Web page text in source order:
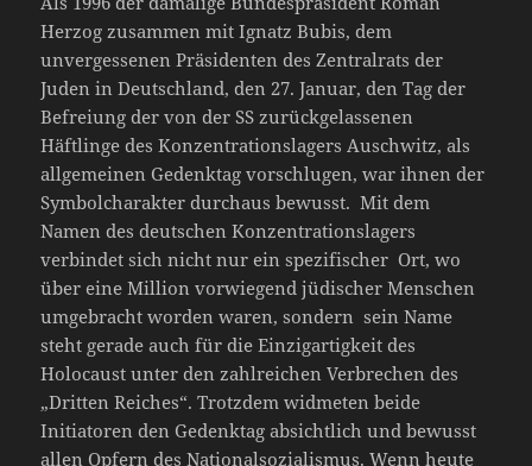
Herzog zusammen mit Ignatz Bubis, dem
unvergessenen Präsidenten des Zentralrats der
Juden in Deutschland, den 27. Januar, den Tag der
Befreiung der von der SS zurückgelassenen
Häftlinge des Konzentrationslagers Auschwitz, als
allgemeinen Gedenktag vorschlugen, war ihnen der
Symbolcharakter durchaus bewusst. Mit dem
Namen des deutschen Konzentrationslagers
verbindet sich nicht nur ein spezifischer Ort, wo
über eine Million vorwiegend jüdischer Menschen
umgebracht worden waren, sondern sein Name
steht gerade auch für die Einzigartigkeit des
Holocaust unter den zahlreichen Verbrechen des
„Dritten Reiches“. Trotzdem widmeten beide
Initiatoren den Gedenktag absichtlich und bewusst
allen Opfern des Nationalsozialismus. Wenn heute